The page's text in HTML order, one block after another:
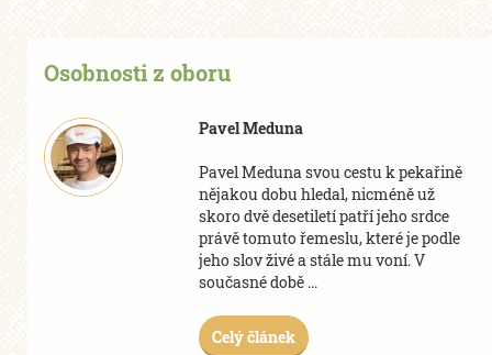
Osobnosti z oboru
Pavel Meduna
Pavel Meduna svou cestu k pekařině
nějakou dobu hledal, nicméně už
skoro dvě desetiletí patří jeho srdce
právě tomuto řemeslu, které je podle
jeho slov živé a stále mu voní. V
současné době ...
Celý článek